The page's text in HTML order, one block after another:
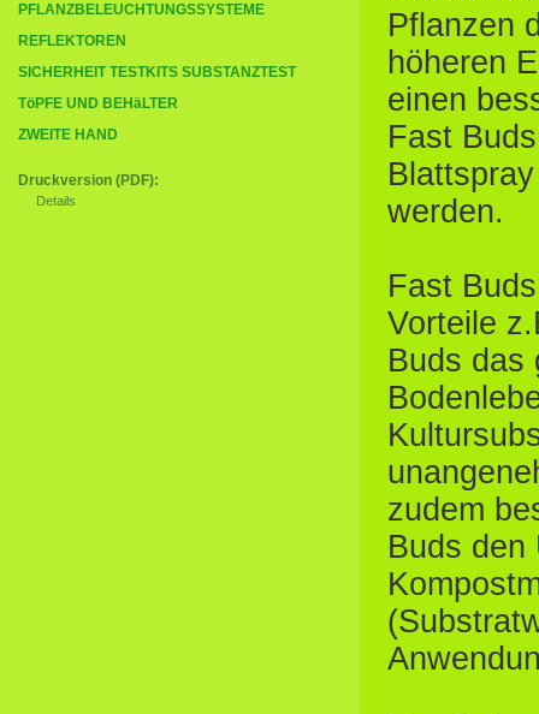
PFLANZBELEUCHTUNGSSYSTEME
REFLEKTOREN
SICHERHEIT TESTKITS SUBSTANZTEST
TöPFE UND BEHäLTER
ZWEITE HAND
Druckversion (PDF):
Details
Pflanzen
höheren
einen
Fast
werden.
Fast
Vorteile
Buds das
zudem
Buds den